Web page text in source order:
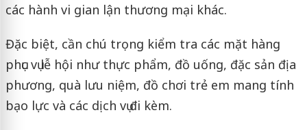
các hành vi gian lận thương mại khác.
Đặc biệt, cần chú trọng kiểm tra các mặt hàng
phục vụ lễ hội như thực phẩm, đồ uống, đặc sản địa
phương, quà lưu niệm, đồ chơi trẻ em mang tính
bạo lực và các dịch vụ đi kèm.